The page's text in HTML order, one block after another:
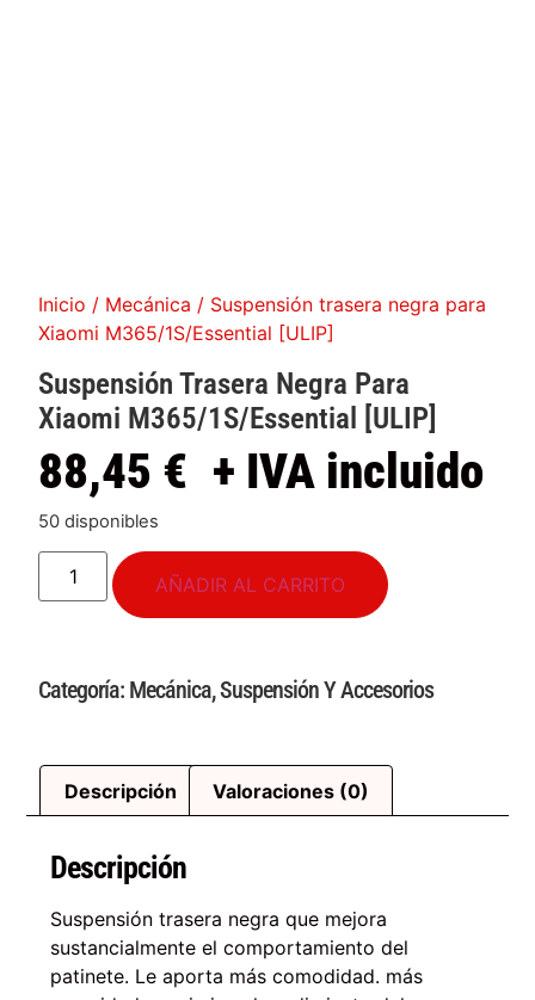
Inicio / Mecánica / Suspensión trasera negra para
Xiaomi M365/1S/Essential [ULIP]
Suspensión Trasera Negra Para
Xiaomi M365/1S/Essential [ULIP]
88,45 € + IVA incluido
50 disponibles
AÑADIR AL CARRITO
Categoría: Mecánica,Suspensión Y Accesorios
Descripción Valoraciones (0)
Descripción
Suspensión trasera negra que mejora
sustancialmente el comportamiento del
patinete. Le aporta más comodidad. más